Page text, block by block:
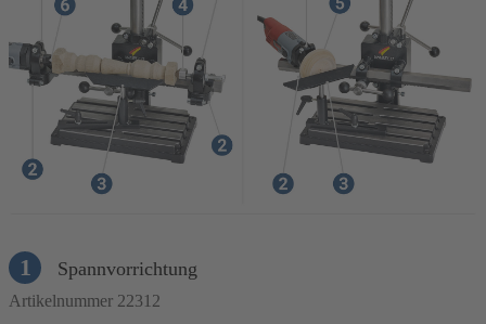
1 Spannvorrichtung
Artikelnummer 22312